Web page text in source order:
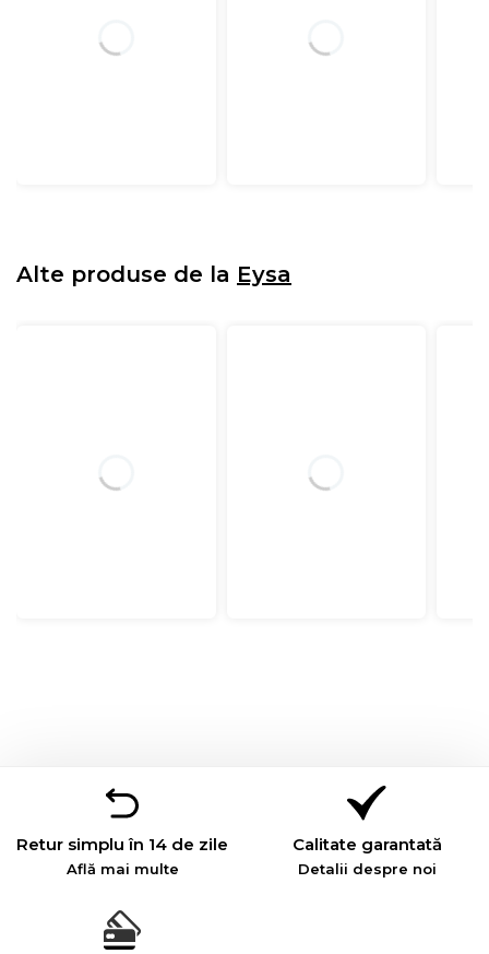
Alte produse de la Eysa
Retur simplu în 14 de zile
Află mai multe
Calitate garantată
Detalii despre noi